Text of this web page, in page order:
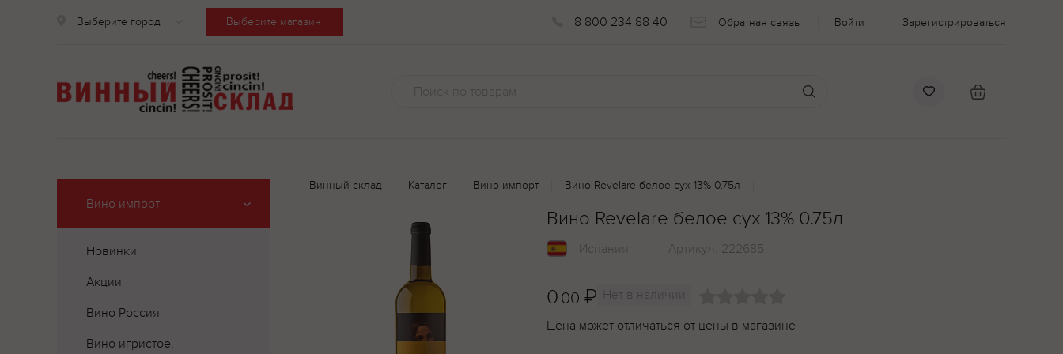
Выберите город Выберите магазин 8 800 234 88 40 Обратная связь Войти Зарегистрироваться
Вино импорт
Новинки
Акции
Вино Россия
Вино игристое,
Винный склад Каталог Вино импорт Вино Revelare белое сух 13% 0.75л
Вино Revelare белое сух 13% 0.75л
Испания Артикул: 222685
0.00 ₽ Нет в наличии
Цена может отличаться от цены в магазине